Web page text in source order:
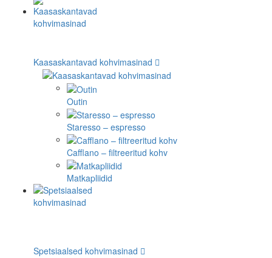
Kaasaskantavad kohvimasinad
Outin
Staresso – espresso
Cafflano – filtreeritud kohv
Matkapliidid
Spetsiaalsed kohvimasinad